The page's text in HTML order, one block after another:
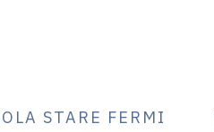
STARE FERMI